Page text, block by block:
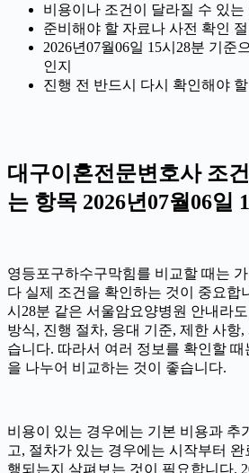
비용이나 조건이 달라질 수 있는
준비해야 할 자료나 사전 확인 절
2026년07월06일 15시28분 기준
인지
진행 전 반드시 다시 확인해야
대구이혼전문변호사 조
는 항목 2026년07월06일
영등포구하수구막힘를 비교할 때는
다 실제 조건을 확인하는 것이 중요합
시28분 같은 서울암요양병원 안내라
방식, 진행 절차, 응대 기준, 제한 사항
습니다. 따라서 여러 정보를 확인할
을 나누어 비교하는 것이 좋습니다.
비용이 있는 경우에는 기본 비용과 추
고, 절차가 있는 경우에는 시작부터
행되는지 살펴보는 것이 필요합니다.